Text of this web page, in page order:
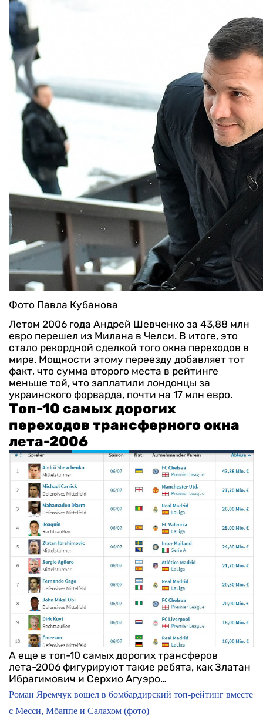
Фото Павла Кубанова
Летом 2006 года Андрей Шевченко за 43,88 млн
евро перешел из Милана в Челси. В итоге, это
стало рекордной сделкой того окна переходов в
мире. Мощности этому переезду добавляет тот
факт, что сумма второго места в рейтинге
меньше той, что заплатили лондонцы за
украинского форварда, почти на 17 млн евро.
Топ-10 самых дорогих
переходов трансферного окна
лета-2006
А еще в топ-10 самых дорогих трансферов
лета-2006 фигурируют такие ребята, как Златан
Ибрагимович и Серхио Агуэро…
Роман Яремчук вошел в бомбардирский топ-рейтинг вместе
с Месси, Мбаппе и Салахом (фото)